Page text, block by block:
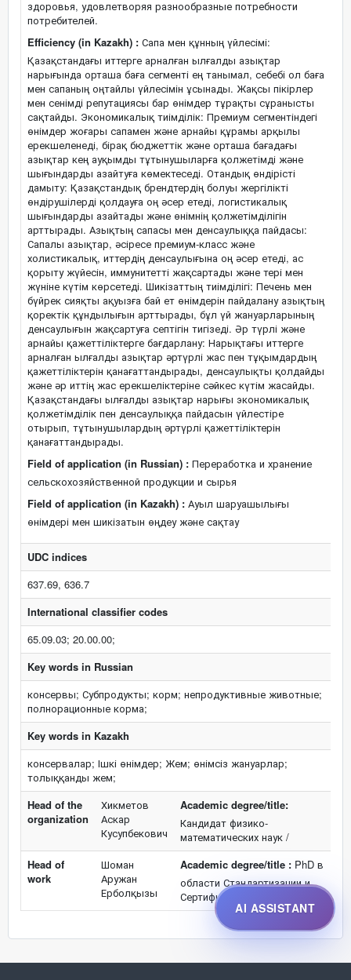
здоровья, удовлетворяя разнообразные потребности
потребителей.
Efficiency (in Kazakh) : Сапа мен құнның үйлесімі:
Қазақстандағы иттерге арналған ылғалды азықтар
нарығында орташа баға сегменті ең танымал, себебі ол баға
мен сапаның оңтайлы үйлесімін ұсынады. Жақсы пікірлер
мен сенімді репутациясы бар өнімдер тұрақты сұранысты
сақтайды. Экономикалық тиімділік: Премиум сегментіндегі
өнімдер жоғары сапамен және арнайы құрамы арқылы
ерекшеленеді, бірақ бюджеттік және орташа бағадағы
азықтар кең ауқымды тұтынушыларға қолжетімді және
шығындарды азайтуға көмектеседі. Отандық өндірісті
дамыту: Қазақстандық брендтердің болуы жергілікті
өндірушілерді қолдауға оң әсер етеді, логистикалық
шығындарды азайтады және өнімнің қолжетімділігін
арттырады. Азықтың сапасы мен денсаулыққа пайдасы:
Сапалы азықтар, әсіресе премиум-класс және
холистикалық, иттердің денсаулығына оң әсер етеді, ас
қорыту жүйесін, иммунитетті жақсартады және тері мен
жүніне күтім көрсетеді. Шикізаттың тиімділігі: Печень мен
бүйрек сияқты ақуызға бай ет өнімдерін пайдалану азықтың
қоректік құндылығын арттырады, бұл үй жануарларының
денсаулығын жақсартуға септігін тигізеді. Әр түрлі және
арнайы қажеттіліктерге бағдарлану: Нарықтағы иттерге
арналған ылғалды азықтар әртүрлі жас пен тұқымдардың
қажеттіліктерін қанағаттандырады, денсаулықты қолдайды
және әр иттің жас ерекшеліктеріне сәйкес күтім жасайды.
Қазақстандағы ылғалды азықтар нарығы экономикалық
қолжетімділік пен денсаулыққа пайдасын үйлестіре
отырып, тұтынушылардың әртүрлі қажеттіліктерін
қанағаттандырады.
Field of application (in Russian) : Переработка и хранение
сельскохозяйственной продукции и сырья
Field of application (in Kazakh) : Ауыл шаруашылығы
өнімдері мен шикізатын өңдеу және сақтау
UDC indices
637.69, 636.7
International classifier codes
65.09.03; 20.00.00;
Key words in Russian
консервы; Субпродукты; корм; непродуктивные животные;
полнорационные корма;
Key words in Kazakh
консервалар; Ішкі өнімдер; Жем; өнімсіз жануарлар;
толыққанды жем;
Head of the
organization
Хикметов
Аскар
Кусупбекович
Academic degree/title:
Кандидат физико-
математических наук /
Head of
work
Шоман
Аружан
Ерболқызы
Academic degree/title : PhD в
области Стандартизации и
Сертификации / PhD
AI ASSISTANT